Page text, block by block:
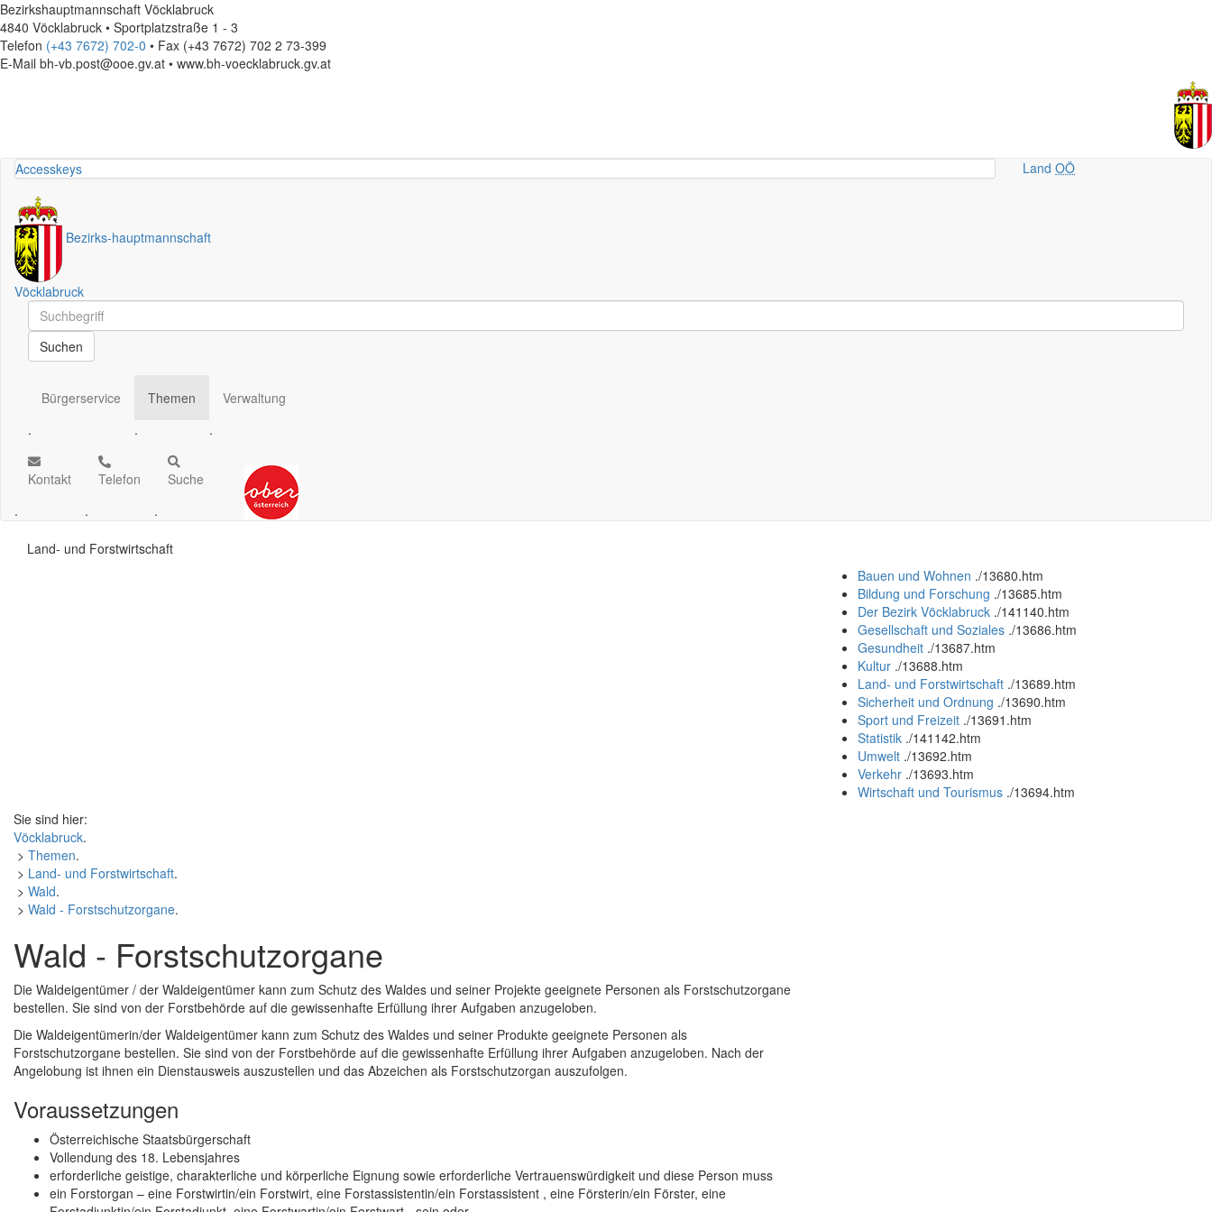
Bezirkshauptmannschaft Vöcklabruck
4840 Vöcklabruck • Sportplatzstraße 1 - 3
Telefon (+43 7672) 702-0 • Fax (+43 7672) 702 2 73-399
E-Mail bh-vb.post@ooe.gv.at • www.bh-voecklabruck.gv.at
Accesskeys LandOÖ
Bezirks-hauptmannschaft
Vöcklabruck
Schnellsuche
Schnellsuche
Suchen
Bürgerservice
.
Themen
.
Verwaltung
.
Kontakt
.
Telefon
.
Suche
.
Land- und Forstwirtschaft
Bauen und Wohnen ./13680.htm
Bildung und Forschung ./13685.htm
Der Bezirk Vöcklabruck ./141140.htm
Gesellschaft und Soziales ./13686.htm
Gesundheit ./13687.htm
Kultur ./13688.htm
Land- und Forstwirtschaft ./13689.htm
Sicherheit und Ordnung ./13690.htm
Sport und Freizeit ./13691.htm
Statistik ./141142.htm
Umwelt ./13692.htm
Verkehr ./13693.htm
Wirtschaft und Tourismus ./13694.htm
Sie sind hier:
Vöcklabruck.
> Themen.
> Land- und Forstwirtschaft.
> Wald.
> Wald - Forstschutzorgane.
Wald - Forstschutzorgane
Die Waldeigentümer / der Waldeigentümer kann zum Schutz des Waldes und seiner Projekte geeignete Personen als Forstschutzorgane
bestellen. Sie sind von der Forstbehörde auf die gewissenhafte Erfüllung ihrer Aufgaben anzugeloben.
Die Waldeigentümerin/der Waldeigentümer kann zum Schutz des Waldes und seiner Produkte geeignete Personen als
Forstschutzorgane bestellen. Sie sind von der Forstbehörde auf die gewissenhafte Erfüllung ihrer Aufgaben anzugeloben. Nach der
Angelobung ist ihnen ein Dienstausweis auszustellen und das Abzeichen als Forstschutzorgan auszufolgen.
Voraussetzungen
Österreichische Staatsbürgerschaft
Vollendung des 18. Lebensjahres
erforderliche geistige, charakterliche und körperliche Eignung sowie erforderliche Vertrauenswürdigkeit und diese Person muss
ein Forstorgan – eine Forstwirtin/ein Forstwirt, eine Forstassistentin/ein Forstassistent , eine Försterin/ein Förster, eine